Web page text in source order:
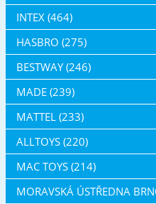
INTEX (464)
HASBRO (275)
BESTWAY (246)
MADE (239)
MATTEL (233)
ALLTOYS (220)
MAC TOYS (214)
MORAVSKÁ ÚSTŘEDNA